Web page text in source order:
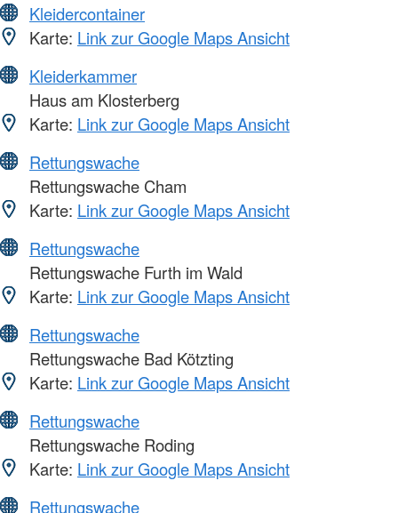
Kleidercontainer
Karte: Link zur Google Maps Ansicht
Kleiderkammer
Haus am Klosterberg
Karte: Link zur Google Maps Ansicht
Rettungswache
Rettungswache Cham
Karte: Link zur Google Maps Ansicht
Rettungswache
Rettungswache Furth im Wald
Karte: Link zur Google Maps Ansicht
Rettungswache
Rettungswache Bad Kötzting
Karte: Link zur Google Maps Ansicht
Rettungswache
Rettungswache Roding
Karte: Link zur Google Maps Ansicht
Rettungswache